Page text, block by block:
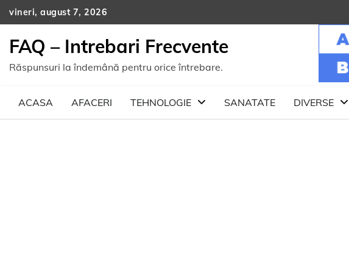
Skip
to
vineri, august 7, 2026
FAQ – Intrebari Frecvente
Răspunsuri la îndemână pentru orice întrebare.
ACASA AFACERI TEHNOLOGIE SANATATE DIVERSE